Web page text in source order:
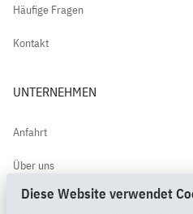
Häufige Fragen
Kontakt
UNTERNEHMEN
Anfahrt
Über uns
Kundenbewertungen
Diese Website verwendet